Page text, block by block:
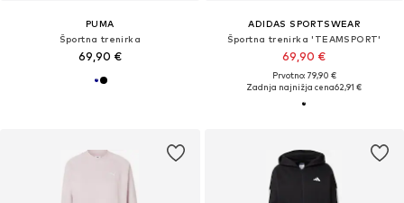
PUMA
Športna trenirka
69,90 €
ADIDAS SPORTSWEAR
Športna trenirka 'TEAMSPORT'
69,90 €
Prvotno: 79,90 €
Zadnja najnižja cena62,91 €